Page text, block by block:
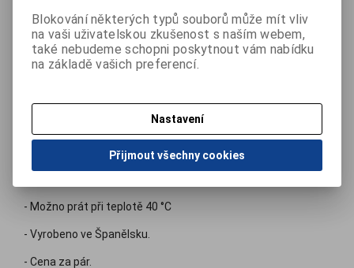
- Antidekubitní botička (pár) SALVAPAD proti vzniku dekubitů
na patách a loktech u dlohodobě ležících pacientů.
- Vyrobeno z bavlny, která nezpůsobuje opruzeniny.
- Anatomický tvar.
- Možno prát při teplotě 40 °C
- Vyrobeno ve Španělsku.
- Cena za pár.
Blokování některých typů souborů může mít vliv
na vaši uživatelskou zkušenost s naším webem,
také nebudeme schopni poskytnout vám nabídku
na základě vašich preferencí.
Nastavení
Přijmout všechny cookies